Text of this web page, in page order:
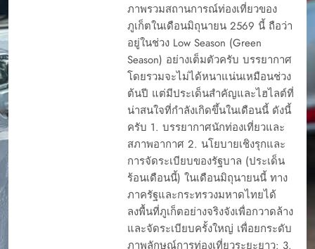
ภาพรวมสถานการณ์ท่องเที่ยวของ
ภูเก็ตในเดือนมิถุนายน 2569 นี้ ถือว่า
อยู่ในช่วง Low Season (Green
Season) อย่างเต็มตัวครับ บรรยากาศ
โดยรวมจะไม่ได้หนาแน่นเหมือนช่วง
ต้นปี แต่มีประเด็นสำคัญและไฮไลต์ที่
น่าสนใจที่กำลังเกิดขึ้นในเดือนนี้ ดังนี้
ครับ 1. บรรยากาศนักท่องเที่ยวและ
สภาพอากาศ 2. นโยบายเชิงรุกและ
การจัดระเบียบของรัฐบาล (ประเด็น
ร้อนเดือนนี้) ในเดือนมิถุนายนนี้ ทาง
ภาครัฐและกระทรวงมหาดไทยได้
ลงพื้นที่ภูเก็ตอย่างจริงจังเพื่อกวาดล้าง
และจัดระเบียบครั้งใหญ่ เพื่อยกระดับ
ภาพลักษณ์การท่องเที่ยวระยะยาว: 3.